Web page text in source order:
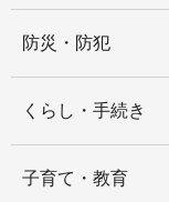
防災・防犯
くらし・手続き
子育て・教育